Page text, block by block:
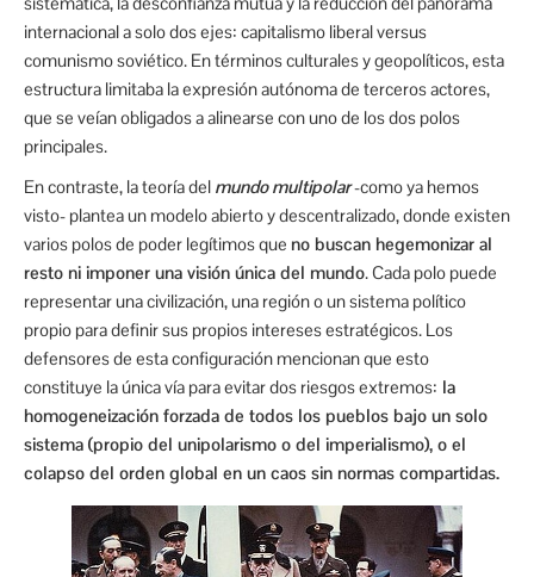
internacional a solo dos ejes: capitalismo liberal versus
comunismo soviético. En términos culturales y geopolíticos, esta
estructura limitaba la expresión autónoma de terceros actores,
que se veían obligados a alinearse con uno de los dos polos
principales.
En contraste, la teoría del mundo multipolar-como ya hemos
visto- plantea un modelo abierto y descentralizado, donde existen
varios polos de poder legítimos que no buscan hegemonizar al
resto ni imponer una visión única del mundo. Cada polo puede
representar una civilización, una región o un sistema político
propio para definir sus propios intereses estratégicos. Los
defensores de esta configuración mencionan que esto
constituye la única vía para evitar dos riesgos extremos: la
homogeneización forzada de todos los pueblos bajo un solo
sistema (propio del unipolarismo o del imperialismo), o el
colapso del orden global en un caos sin normas compartidas.